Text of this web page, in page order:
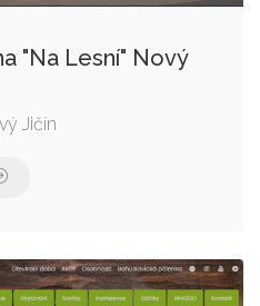
"Na Lesní" Nový
Jičín